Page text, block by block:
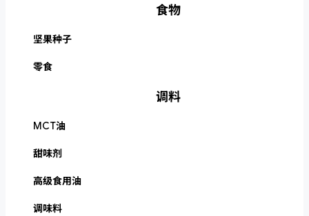
食物
坚果种子
零食
调料
MCT油
甜味剂
高级食用油
调味料